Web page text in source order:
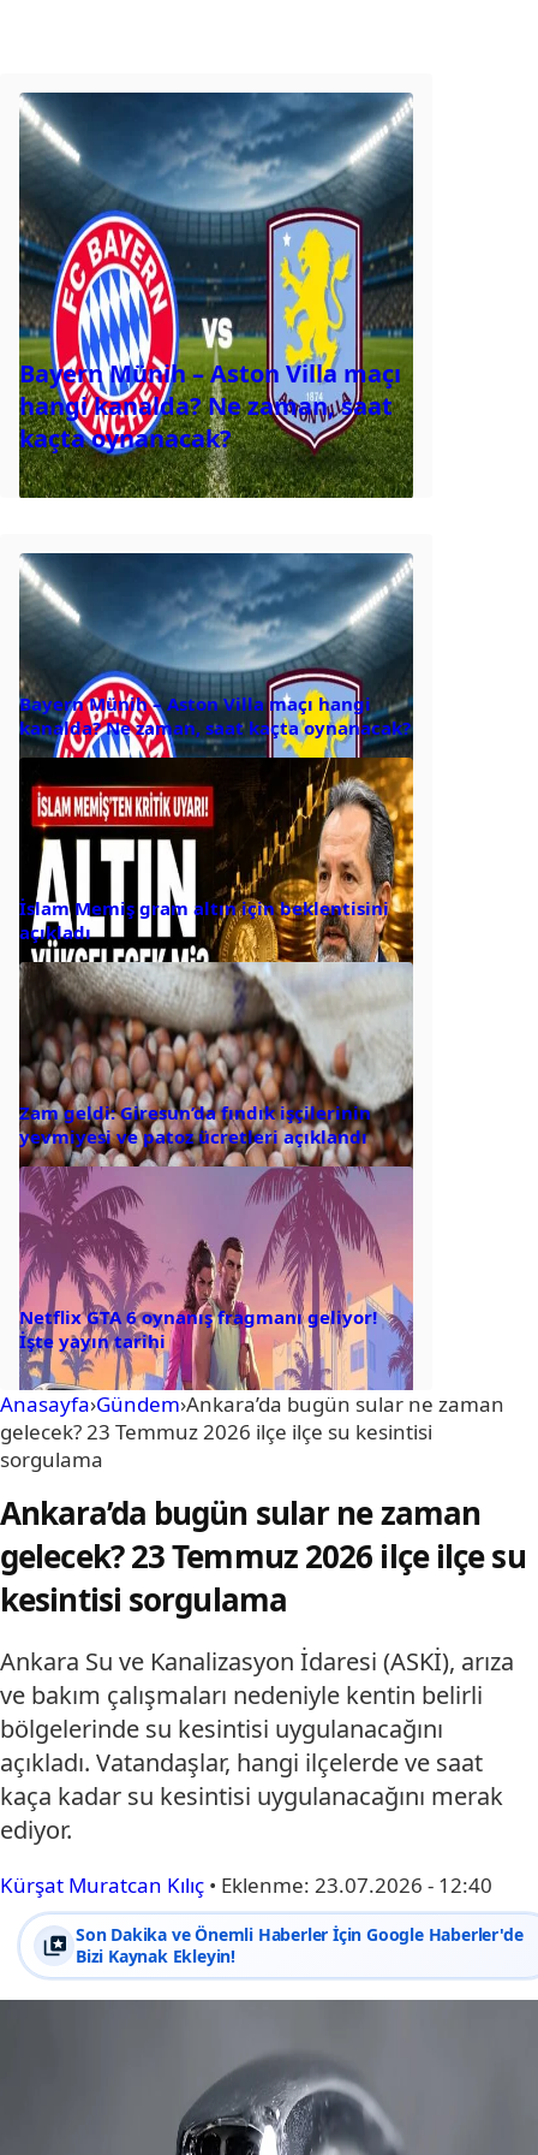
Bayern Münih – Aston Villa maçı
hangi kanalda? Ne zaman, saat
kaçta oynanacak?
Bayern Münih – Aston Villa maçı hangi
kanalda? Ne zaman, saat kaçta oynanacak?
İslam Memiş gram altın için beklentisini
açıkladı
Zam geldi: Giresun’da fındık işçilerinin
yevmiyesi ve patoz ücretleri açıklandı
Netflix GTA 6 oynanış fragmanı geliyor!
İşte yayın tarihi
Anasayfa›Gündem›Ankara’da bugün sular ne zaman
gelecek? 23 Temmuz 2026 ilçe ilçe su kesintisi
sorgulama
Ankara’da bugün sular ne zaman
gelecek? 23 Temmuz 2026 ilçe ilçe su
kesintisi sorgulama
Ankara Su ve Kanalizasyon İdaresi (ASKİ), arıza
ve bakım çalışmaları nedeniyle kentin belirli
bölgelerinde su kesintisi uygulanacağını
açıkladı. Vatandaşlar, hangi ilçelerde ve saat
kaça kadar su kesintisi uygulanacağını merak
ediyor.
Kürşat Muratcan Kılıç • Eklenme: 23.07.2026 - 12:40
Son Dakika ve Önemli Haberler İçin Google Haberler'de
Bizi Kaynak Ekleyin!